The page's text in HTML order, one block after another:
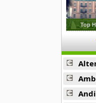
Juan
3
Los
3
Ment
19
Top